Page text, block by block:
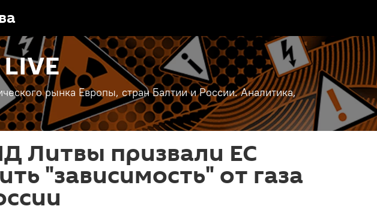
рынка Европы, стран Балтии и России. Аналитика,
Литвы призвали ЕС
"зависимость" от газа